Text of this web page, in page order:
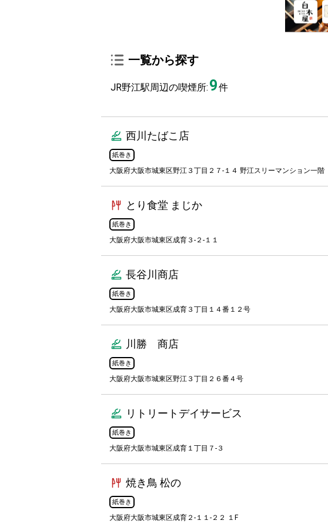
一覧から探す
JR野江駅周辺の喫煙所: 9件
西川たばこ店
紙巻き
大阪府大阪市城東区野江３丁目２７-１４ 野江スリーマンション一階
とり食堂 まじか
紙巻き
大阪府大阪市城東区成育３-２-１１
長谷川商店
紙巻き
大阪府大阪市城東区成育３丁目１４番１２号
川勝 商店
紙巻き
大阪府大阪市城東区野江３丁目２６番４号
リトリートデイサービス
紙巻き
大阪府大阪市城東区成育１丁目７-３
焼き鳥 松の
紙巻き
大阪府大阪市城東区成育２-１１-２２ １F